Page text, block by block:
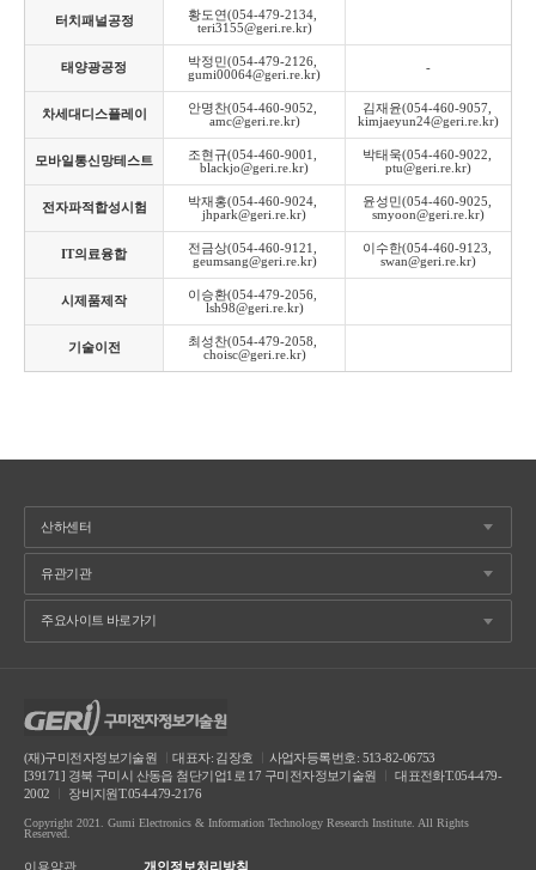
터치패널공정
황도연(054-479-2134,
teri3155@geri.re.kr)
태양광공정
박정민(054-479-2126,
gumi00064@geri.re.kr)
-
차세대디스플레이
안명찬(054-460-9052,
amc@geri.re.kr)
김재윤(054-460-9057,
kimjaeyun24@geri.re.kr)
모바일통신망테스트
조현규(054-460-9001,
blackjo@geri.re.kr)
박태욱(054-460-9022,
ptu@geri.re.kr)
전자파적합성시험
박재홍(054-460-9024,
jhpark@geri.re.kr)
윤성민(054-460-9025,
smyoon@geri.re.kr)
IT의료융합
전금상(054-460-9121,
geumsang@geri.re.kr)
이수한(054-460-9123,
swan@geri.re.kr)
시제품제작
이승환(054-479-2056,
lsh98@geri.re.kr)
기술이전
최성찬(054-479-2058,
choisc@geri.re.kr)
(재)구미전자정보기술원 ㅣ대표자: 김장호
사업자등록번호: 513-82-06753
[39171] 경북 구미시 산동읍 첨단기업1로 17 구미전자정보기술원
대표전화T.054-479-
2002
장비지원T.054-479-2176
Copyright 2021. Gumi Electronics & Information Technology Research Institute. All Rights
Reserved.
이용약관 개인정보처리방침